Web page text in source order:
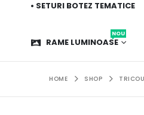
• SETURI BOTEZ TEMATICE
RAME LUMINOASE
NOU
HOME SHOP